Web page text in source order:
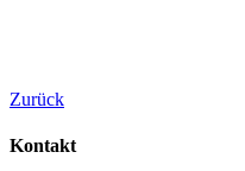
Zurück
Kontakt